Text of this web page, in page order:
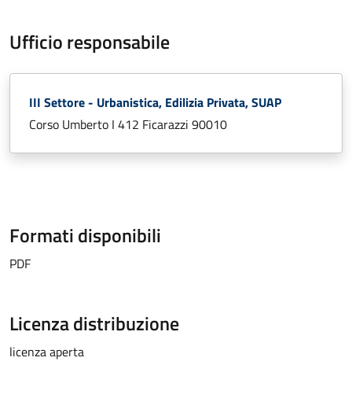
Ufficio responsabile
III Settore - Urbanistica, Edilizia Privata, SUAP
Corso Umberto I 412 Ficarazzi 90010
Formati disponibili
PDF
Licenza distribuzione
licenza aperta